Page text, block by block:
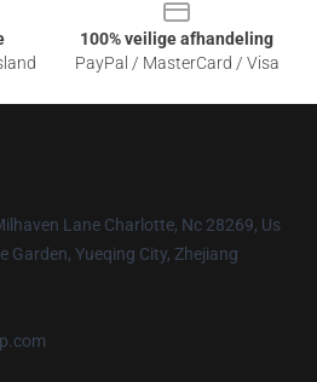
100% veilige afhandeling
PayPal / MasterCard / Visa
Lane Charlotte, Nc 28269, Us
Garden, Yueqing City, Zhejiang